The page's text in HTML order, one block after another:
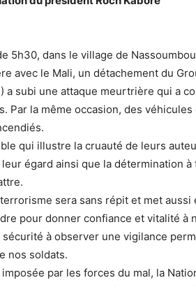
5h30, dans le village de
avec le Mali, un détachement du
subi une attaque meurtrière qui a
Par la même occasion, des véhicules
qui illustre la cruauté de leurs
égard ainsi que la détermination à
sera sans répit et met aussi
pour donner confiance et vitalité à
à observer une vigilance
nos soldats.
par les forces du mal, la